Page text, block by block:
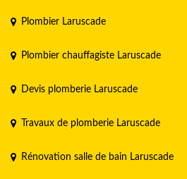
Plombier Laruscade
Plombier chauffagiste Laruscade
Devis plomberie Laruscade
Travaux de plomberie Laruscade
Rénovation salle de bain Laruscade